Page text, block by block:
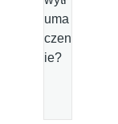
uma
czen
ie?